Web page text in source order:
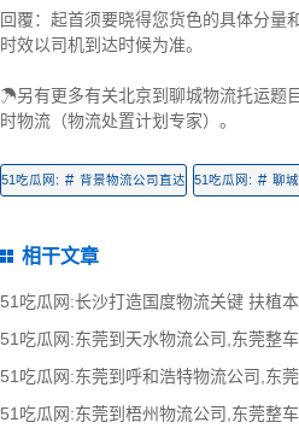
回覆：起首须要晓得您货色的具体分量
时效以司机到达时候为准。
☂另有更多有关北京到聊城物流托运题
时物流（物流处置计划专家）。
51吃瓜网: # 背景物流公司直达 51吃瓜网: # 聊
相干文章
51吃瓜网:长沙打造国度物流关键 扶植